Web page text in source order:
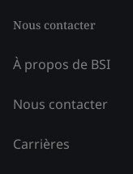
Nous contacter
À propos de BSI
Nous contacter
Carrières